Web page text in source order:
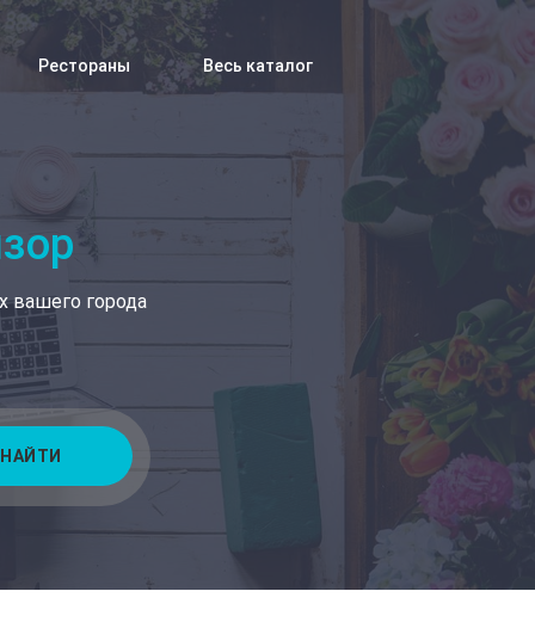
Рестораны Весь каталог
вашего города
НАЙТИ